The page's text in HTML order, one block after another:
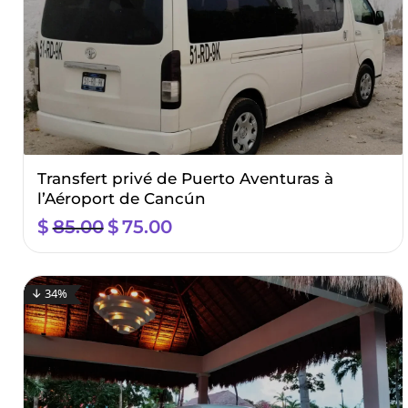
Transfert privé de Puerto Aventuras à
l’Aéroport de Cancún
$85.00 El
precio
era:
$85.00.
$75.00El
precio
es:
$75.00.
↓ 34%